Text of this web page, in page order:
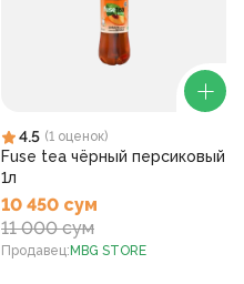
4.5 (1 оценок)
Fuse tea чёрный персиковый
1л
10 450 сум
11 000 сум
Продавец: MBG STORE